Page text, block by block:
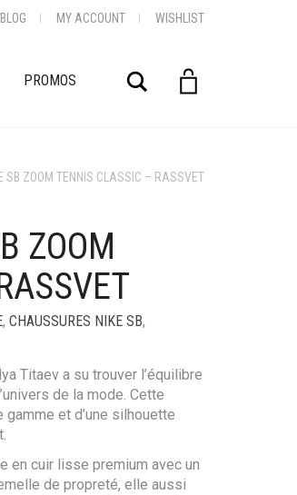
BLOG MY ACCOUNT WISHLIST
PROMOS Rechercher
SB ZOOM TENNIS CLASSIC – RASSVET
ZOOM
, CHAUSSURES NIKE SB,
Titaev a su trouver l’équilibre
de la mode. Cette
et d’une silhouette
en cuir lisse premium avec un
de propreté, elle aussi